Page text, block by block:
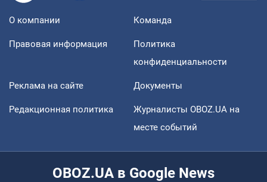
О компании Команда
Правовая информация
Политика
конфиденциальности
Реклама на сайте Документы
Редакционная политика
Журналисты OBOZ.UA на
месте событий
OBOZ.UA в Google News